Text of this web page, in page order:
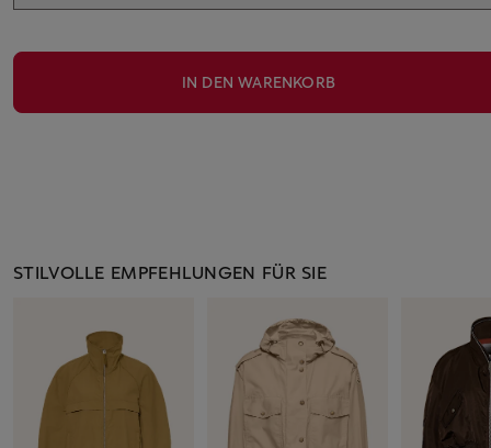
IN DEN WARENKORB
STILVOLLE EMPFEHLUNGEN FÜR SIE